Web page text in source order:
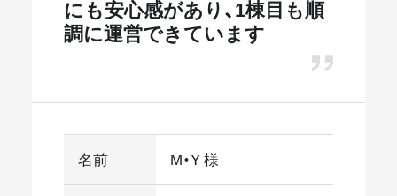
にも安心感があり、1棟目も順
調に運営できています
名前 M・Y 様